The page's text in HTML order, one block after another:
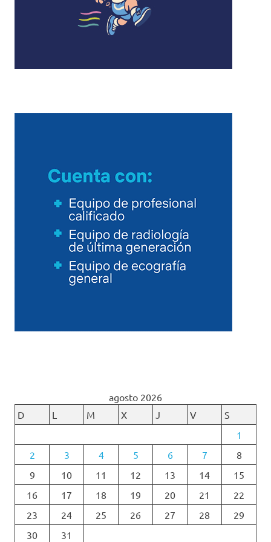
agosto 2026
D
L M X J V
S
1
2
3 4 5 6 7
8
9
10 11 12 13 14
15
16
17 18 19 20 21
22
23
24 25 26 27 28
29
30
31